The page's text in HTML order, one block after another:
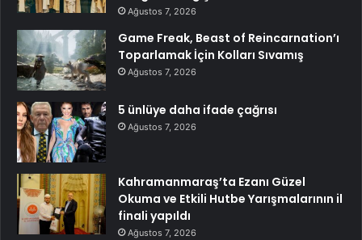
Ağustos 7, 2026
Game Freak, Beast of Reincarnation’ı
Toparlamak İçin Kolları Sıvamış
Ağustos 7, 2026
5 ünlüye daha ifade çağrısı
Ağustos 7, 2026
Kahramanmaraş’ta Ezanı Güzel
Okuma ve Etkili Hutbe Yarışmalarının il
finali yapıldı
Ağustos 7, 2026